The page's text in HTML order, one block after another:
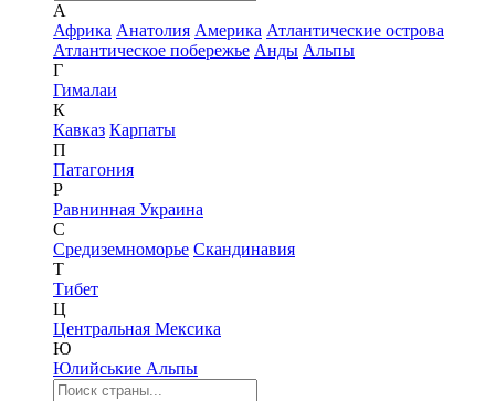
А
Африка Анатолия Америка Атлантические острова
Атлантическое побережье Анды Альпы
Г
Гималаи
К
Кавказ Карпаты
П
Патагония
Р
Равнинная Украина
С
Средиземноморье Скандинавия
Т
Тибет
Ц
Центральная Мексика
Ю
Юлийськие Альпы